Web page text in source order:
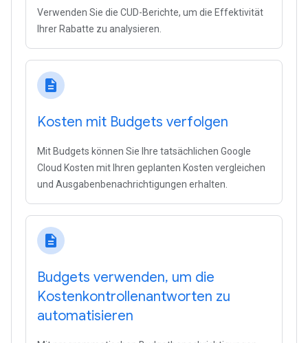
Verwenden Sie die CUD-Berichte, um die Effektivität
Ihrer Rabatte zu analysieren.
description
Kosten mit Budgets verfolgen
Mit Budgets können Sie Ihre tatsächlichen Google
Cloud Kosten mit Ihren geplanten Kosten vergleichen
und Ausgabenbenachrichtigungen erhalten.
description
Budgets verwenden, um die
Kostenkontrollenantworten zu
automatisieren